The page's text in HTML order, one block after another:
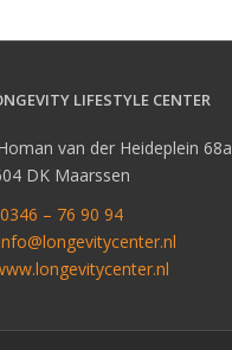
LIFESTYLE CENTER
van der Heideplein 68a
DK Maarssen
0346 – 76 90 94